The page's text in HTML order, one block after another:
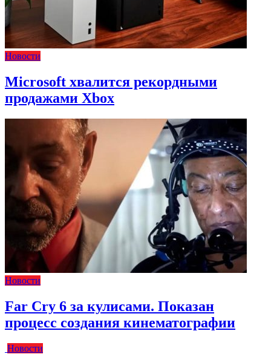
Новости
Microsoft хвалится рекордными
продажами Xbox
Новости
Far Cry 6 за кулисами. Показан
процесс создания кинематографии
Новости